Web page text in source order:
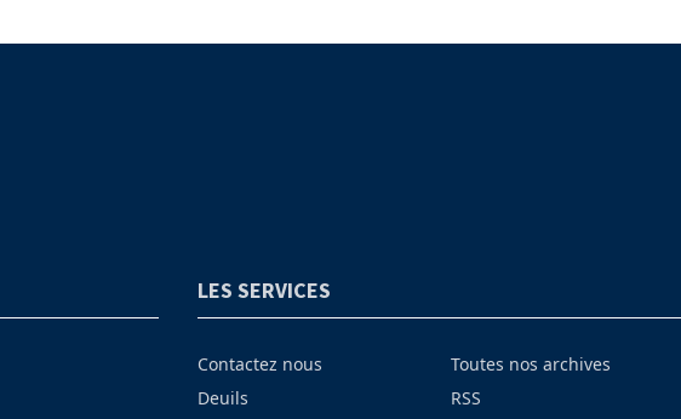
LES SERVICES
Contactez nous
Deuils
Toutes nos archives
RSS